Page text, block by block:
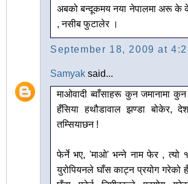
अबको बन्दूकमय नया नेपालमा अरू के
, नसीब फुटालेर ।
September 18, 2009 at
Samyak said...
माओवादी ब्वाँसाहरू कुन जमानामा
हँसिया हथौडावाल झण्डा बोकेर,
तम्सियाछन !
फेर्ने भए, 'माओ' भन्ने नाम फेर , त्यो
युरोपियनले घाँस काट्न प्रयोग गरेको